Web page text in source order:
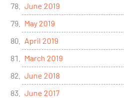
June 2019
May 2019
April 2019
March 2019
June 2018
June 2017